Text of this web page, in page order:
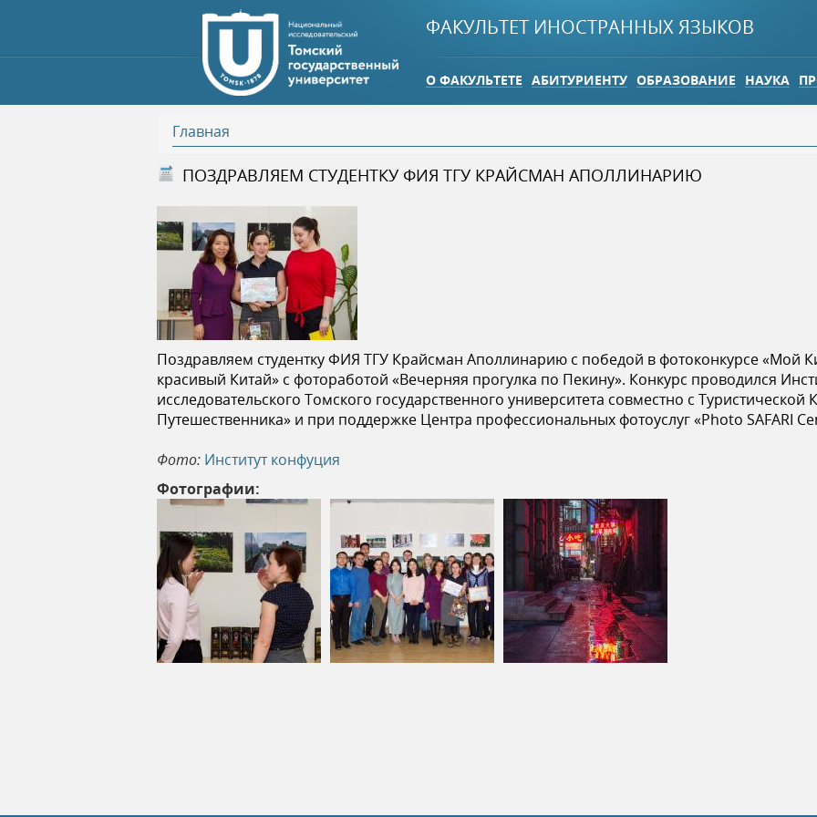
ФАКУЛЬТЕТ ИНОСТРАННЫХ ЯЗЫКОВ
О ФАКУЛЬТЕТЕ АБИТУРИЕНТУ ОБРАЗОВАНИЕ НАУКА
В
ы
з
д
е
с
ь
Главная
ПОЗДРАВЛЯЕМ СТУДЕНТКУ ФИЯ ТГУ КРАЙСМАН АПОЛЛИНАРИЮ
Поздравляем студентку ФИЯ ТГУ Крайсман Аполлинарию с победой в фотоконкурсе «Мой
красивый Китай» с фотоработой «Вечерняя прогулка по Пекину». Конкурс проводился
исследовательского Томского государственного университета совместно с
Путешественника» и при поддержке Центра профессиональных фотоуслуг «Photo SAFARI
Фото: Институт конфуция
Фотографии: